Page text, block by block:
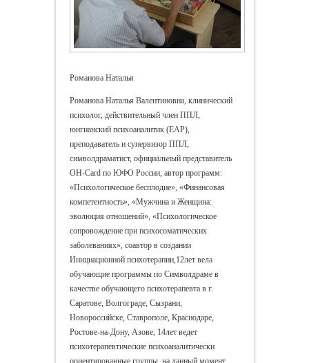
Романова Наталья
Романова Наталья Валентиновна, клинический
психолог, действительный член ППЛ,
юнгианский психоаналитик (ЕАР),
преподаватель и супервизор ППЛ,
символдраматист, официальный представитель
ОН-Card по ЮФО России, автор программ:
«Психологическое бесплодие», «Финансовая
компетентность», «Мужчина и Женщина:
эволюция отношений», «Психологическое
сопровождение при психосоматических
заболеваниях», соавтор в создании
Инициационной психотерапии,12лет вела
обучающие программы по Символдраме в
качестве обучающего психотерапевта в г.
Саратове, Волгограде, Сызрани,
Новороссийске, Ставрополе, Краснодаре,
Ростове-на-Дону, Азове, 14лет ведет
психотерапевтические психоаналитически
ориентированные группы, на данный момент